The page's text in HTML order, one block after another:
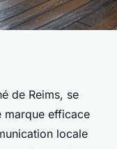
avec
de Reims, se
marque efficace
locale